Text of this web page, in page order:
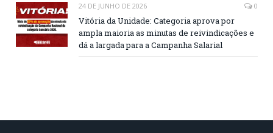
24 DE JUNHO DE 2026 0
Vitória da Unidade: Categoria aprova por
ampla maioria as minutas de reivindicações e
dá a largada para a Campanha Salarial